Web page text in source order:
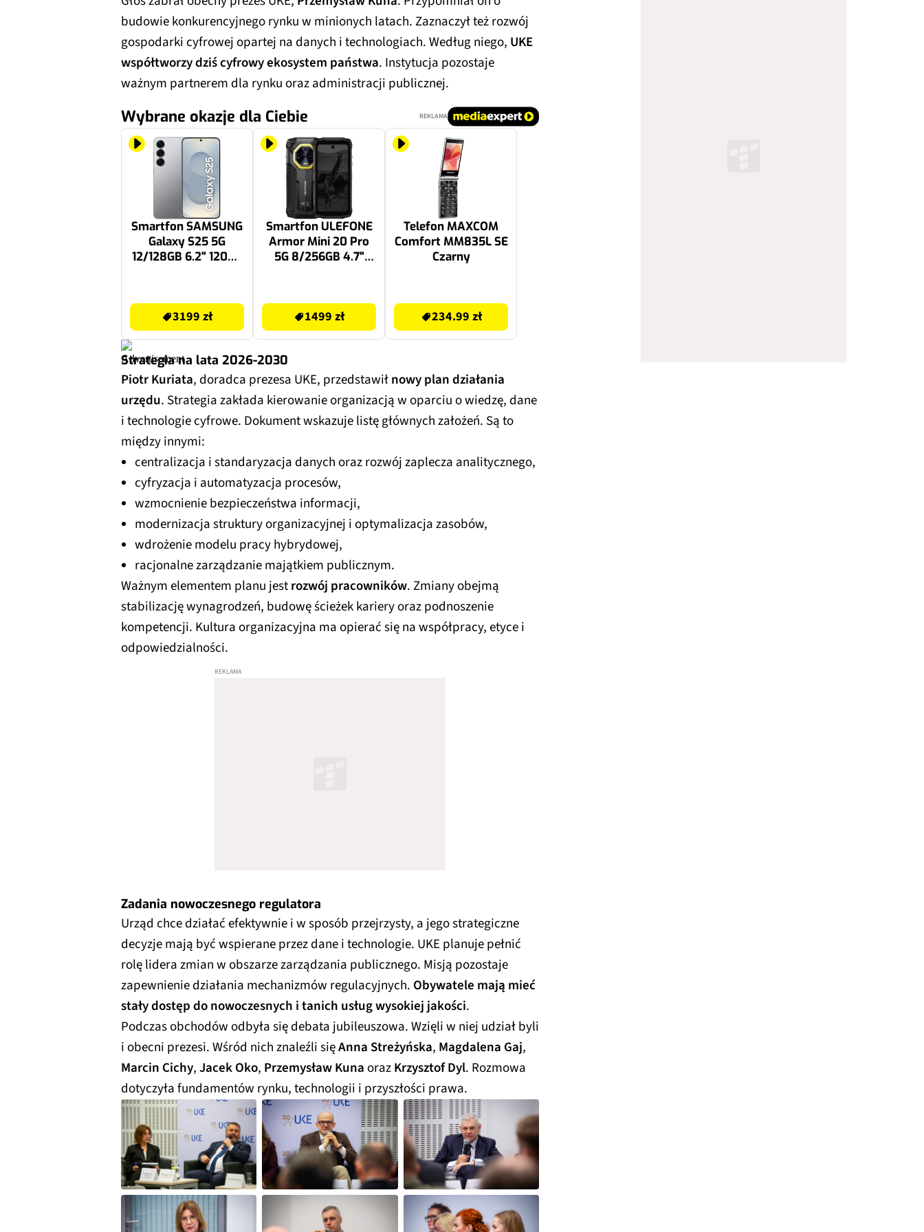
budowie konkurencyjnego rynku w minionych latach. Zaznaczył też rozwój
gospodarki cyfrowej opartej na danych i technologiach. Według niego, UKE
współtworzy dziś cyfrowy ekosystem państwa. Instytucja pozostaje
ważnym partnerem dla rynku oraz administracji publicznej.
Wybrane okazje dla Ciebie REKLAMA
Smartfon SAMSUNG
Galaxy S25 5G
12/128GB 6.2" 120Hz
3199 zł
Smartfon ULEFONE
Armor Mini 20 Pro
5G 8/256GB 4.7"
1499 zł
Telefon MAXCOM
Comfort MM835L SE
Czarny
234.99 zł
Strategia na lata 2026-2030
Piotr Kuriata, doradca prezesa UKE, przedstawiłnowy plan działania
urzędu. Strategia zakłada kierowanie organizacją w oparciu o wiedzę, dane
i technologie cyfrowe. Dokument wskazuje listę głównych założeń. Są to
między innymi:
centralizacja i standaryzacja danych oraz rozwój zaplecza analitycznego,
cyfryzacja i automatyzacja procesów,
wzmocnienie bezpieczeństwa informacji,
modernizacja struktury organizacyjnej i optymalizacja zasobów,
wdrożenie modelu pracy hybrydowej,
racjonalne zarządzanie majątkiem publicznym.
Ważnym elementem planu jestrozwój pracowników. Zmiany obejmą
stabilizację wynagrodzeń, budowę ścieżek kariery oraz podnoszenie
kompetencji. Kultura organizacyjna ma opierać się na współpracy, etyce i
odpowiedzialności.
Zadania nowoczesnego regulatora
Urząd chce działać efektywnie i w sposób przejrzysty, a jego strategiczne
decyzje mają być wspierane przez dane i technologie. UKE planuje pełnić
rolę lidera zmian w obszarze zarządzania publicznego. Misją pozostaje
zapewnienie działania mechanizmów regulacyjnych. Obywatele mają mieć
stały dostęp do nowoczesnych i tanich usług wysokiej jakości.
Podczas obchodów odbyła się debata jubileuszowa. Wzięli w niej udział byli
i obecni prezesi. Wśród nich znaleźli sięAnna Streżyńska, Magdalena Gaj,
Marcin Cichy,Jacek Oko, Przemysław KunaorazKrzysztof Dyl. Rozmowa
dotyczyła fundamentów rynku, technologii i przyszłości prawa.